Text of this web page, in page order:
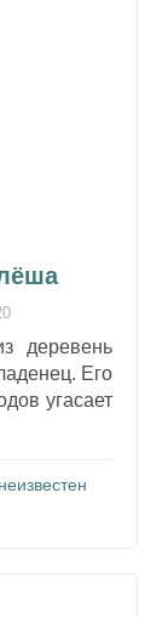
деревень
Его
угасает